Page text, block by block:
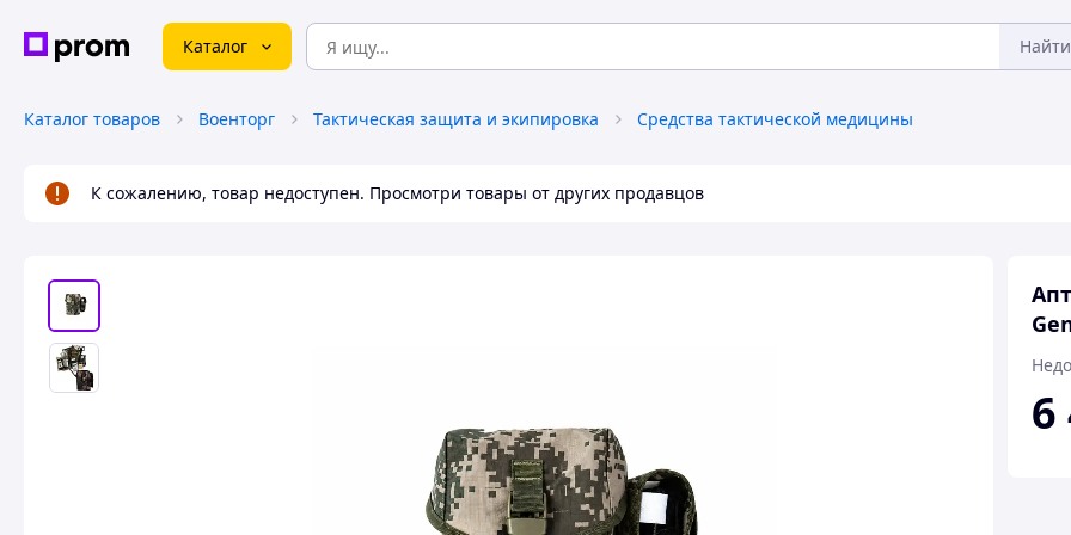
Каталог Найти
Каталог товаров Военторг Тактическая защита и экипировка Средства тактической медицины
К сожалению, товар недоступен. Просмотри товары от других продавцов
6